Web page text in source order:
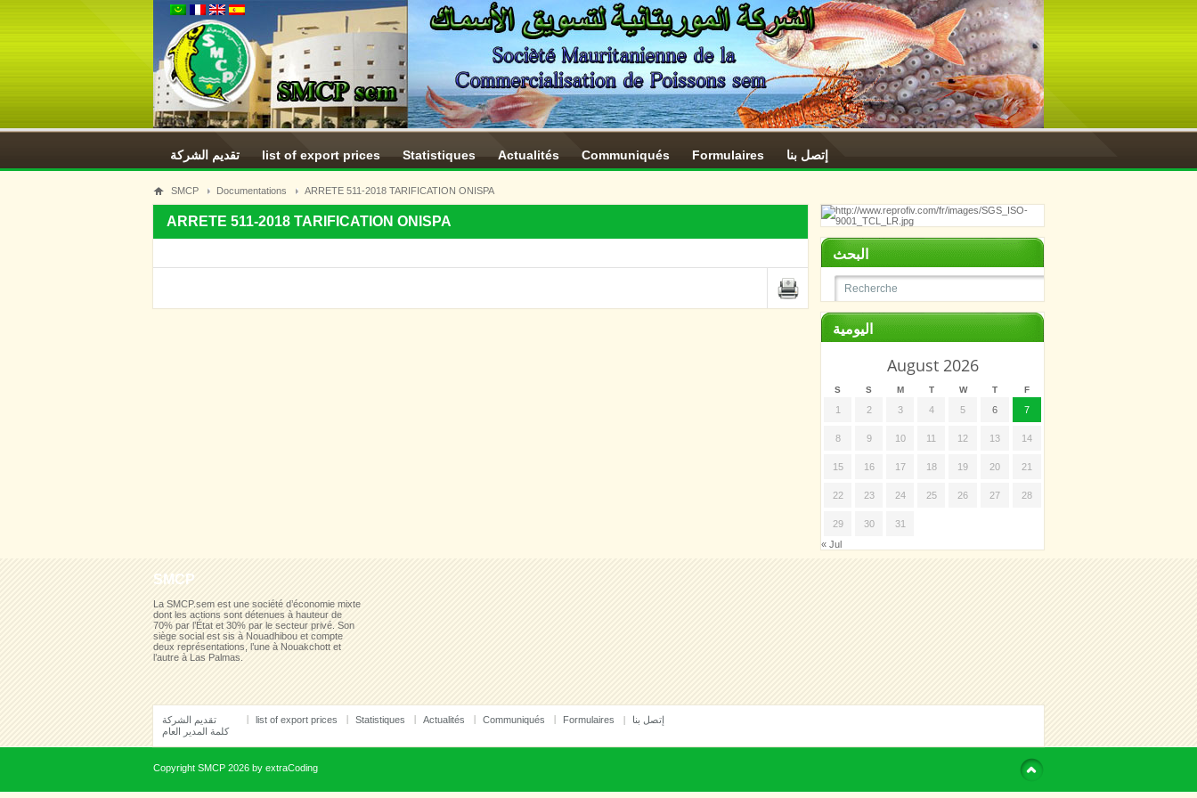
تقديم الشركة list of export prices Statistiques Actualités Communiqués Formulaires إتصل بنا
SMCP Documentations ARRETE 511-2018 TARIFICATION ONISPA
ARRETE 511-2018 TARIFICATION ONISPA
البحث
اليومية
August 2026
S S M T W T F
1 2 3 4 5 6 7
8 9 10 11 12 13 14
15 16 17 18 19 20 21
22 23 24 25 26 27 28
29 30
31
« Jul
SMCP
La SMCP.sem est une société d’économie mixte
dont les actions sont détenues à hauteur de
70% par l’État et 30% par le secteur privé. Son
siège social est sis à Nouadhibou et compte
deux représentations, l’une à Nouakchott et
l’autre à Las Palmas.
تقديم الشركة
كلمة المدير العام
list of export prices Statistiques Actualités Communiqués Formulaires إتصل بنا
Copyright SMCP 2026 by extraCoding